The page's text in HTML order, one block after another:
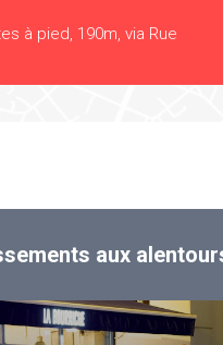
à pied, 190m, via Rue
aux